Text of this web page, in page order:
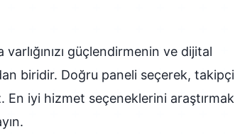
güçlendirmenin ve dijital
biridir. Doğru paneli seçerek, takipçi
En iyi hizmet seçeneklerini araştırmak